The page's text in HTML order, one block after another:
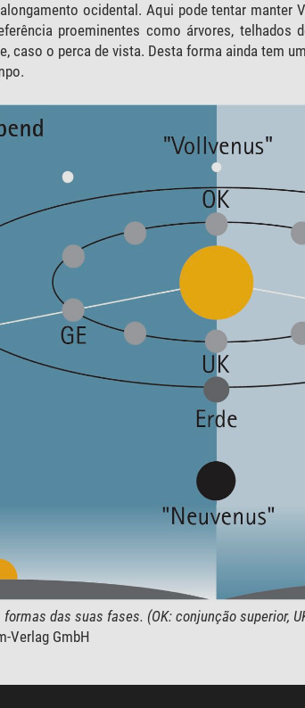
ocidental. Aqui pode tentar manter
proeminentes como árvores,
caso o perca de vista. Desta forma ainda tem
das suas fases. (OK: conjunção superior,
Verlag GmbH